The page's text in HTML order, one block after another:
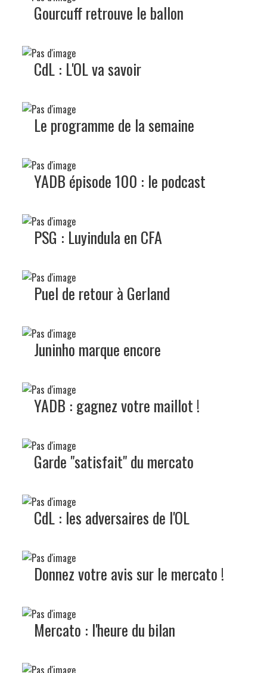
Gourcuff retrouve le ballon
CdL : L'OL va savoir
Le programme de la semaine
YADB épisode 100 : le podcast
PSG : Luyindula en CFA
Puel de retour à Gerland
Juninho marque encore
YADB : gagnez votre maillot !
Garde "satisfait" du mercato
CdL : les adversaires de l'OL
Donnez votre avis sur le mercato !
Mercato : l'heure du bilan